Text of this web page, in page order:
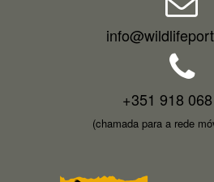
+351 918
(chamada para a rede